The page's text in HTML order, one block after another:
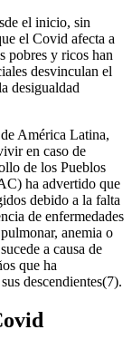
el inicio, sin
el Covid afecta a
pobres y ricos han
desvinculan el
desigualdad
América Latina,
en caso de
de los Pueblos
ha advertido que
debido a la falta
de enfermedades
anemia o
a causa de
que ha
descendientes(7).